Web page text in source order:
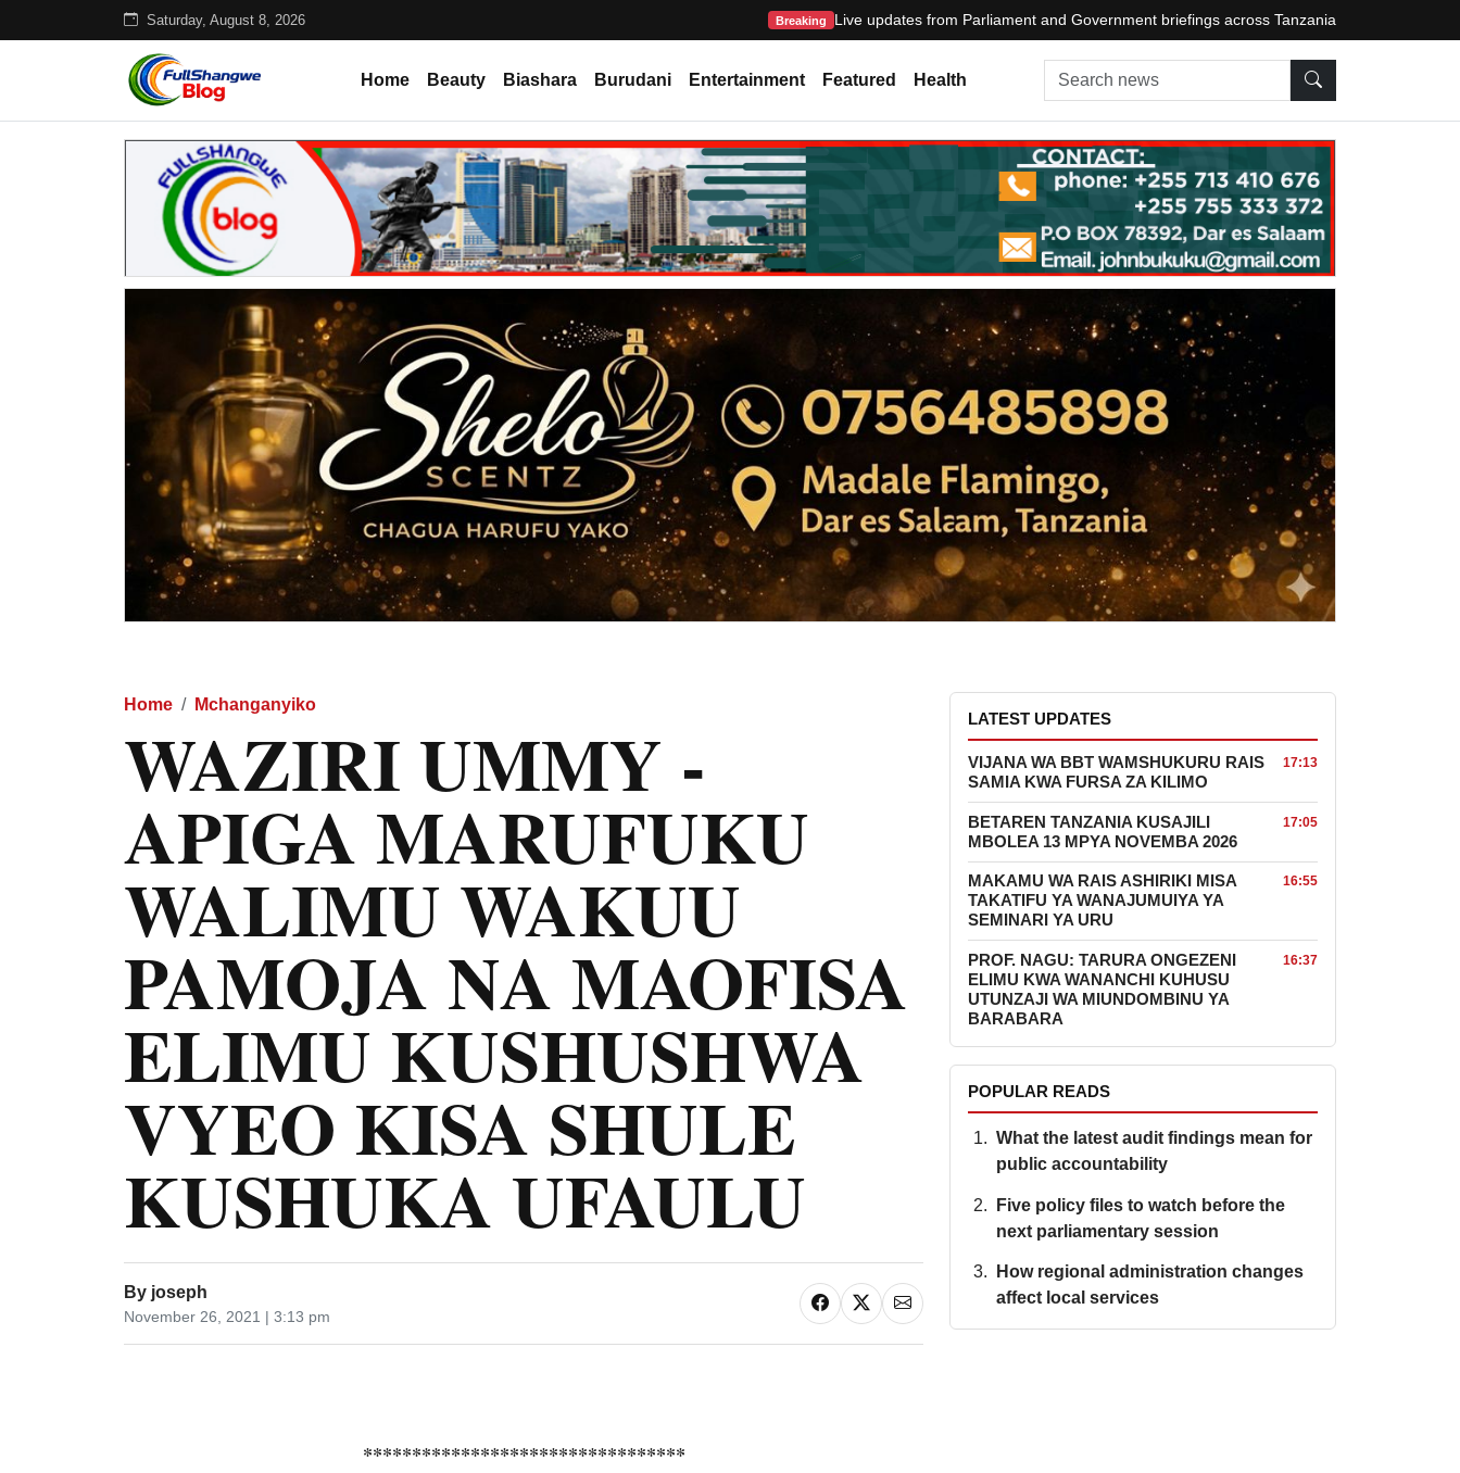
Saturday, August 8, 2026 Breaking Live updates from Parliament and Government briefings across Tanzania
Home Beauty Biashara Burudani Entertainment Featured Health Search news
Home Mchanganyiko
WAZIRI UMMY -
APIGA MARUFUKU
WALIMU WAKUU
PAMOJA NA MAOFISA
ELIMU KUSHUSHWA
VYEO KISA SHULE
KUSHUKA UFAULU
By joseph
November 26, 2021 | 3:13 pm
*********************************
LATEST UPDATES
VIJANA WA BBT WAMSHUKURU RAIS
SAMIA KWA FURSA ZA KILIMO
17:13
BETAREN TANZANIA KUSAJILI
MBOLEA 13 MPYA NOVEMBA 2026
17:05
MAKAMU WA RAIS ASHIRIKI MISA
TAKATIFU YA WANAJUMUIYA YA
SEMINARI YA URU
16:55
PROF. NAGU: TARURA ONGEZENI
ELIMU KWA WANANCHI KUHUSU
UTUNZAJI WA MIUNDOMBINU YA
BARABARA
16:37
POPULAR READS
What the latest audit findings mean for
public accountability
Five policy files to watch before the
next parliamentary session
How regional administration changes
affect local services